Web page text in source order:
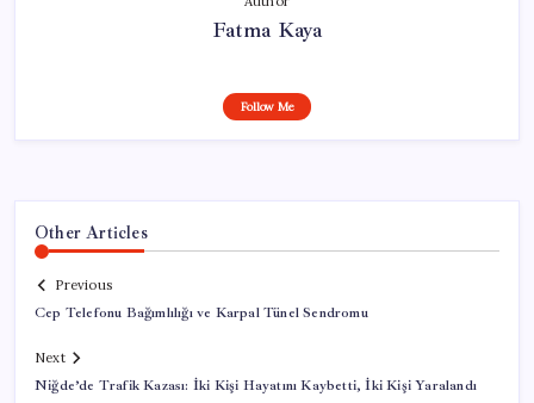
Fatma Kaya
Follow Me
Other Articles
Previous
Cep Telefonu Bağımlılığı ve Karpal Tünel Sendromu
Next
Niğde’de Trafik Kazası: İki Kişi Hayatını Kaybetti, İki Kişi Yaralandı